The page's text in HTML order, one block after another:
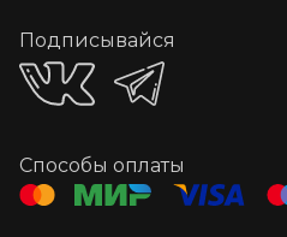
Подписывайся
Способы оплаты